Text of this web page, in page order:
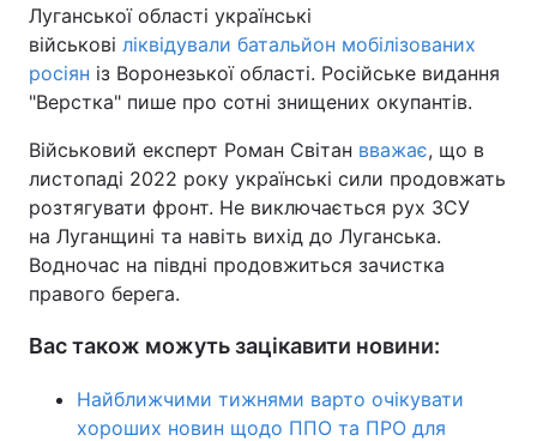
Луганської області українські
військові ліквідували батальйон мобілізованих
росіян із Воронезької області. Російське видання
"Верстка" пише про сотні знищених окупантів.
Військовий експерт Роман Світан вважає, що в
листопаді 2022 року українські сили продовжать
розтягувати фронт. Не виключається рух ЗСУ
на Луганщині та навіть вихід до Луганська.
Водночас на півдні продовжиться зачистка
правого берега.
Вас також можуть зацікавити новини:
Найближчими тижнями варто очікувати
хороших новин щодо ППО та ПРО для